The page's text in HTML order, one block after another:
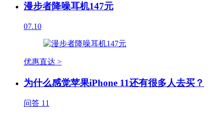
漫步者降噪耳机147元
07.10
优惠直达 >
为什么感觉苹果iPhone 11还有很多人去买？
问答 11